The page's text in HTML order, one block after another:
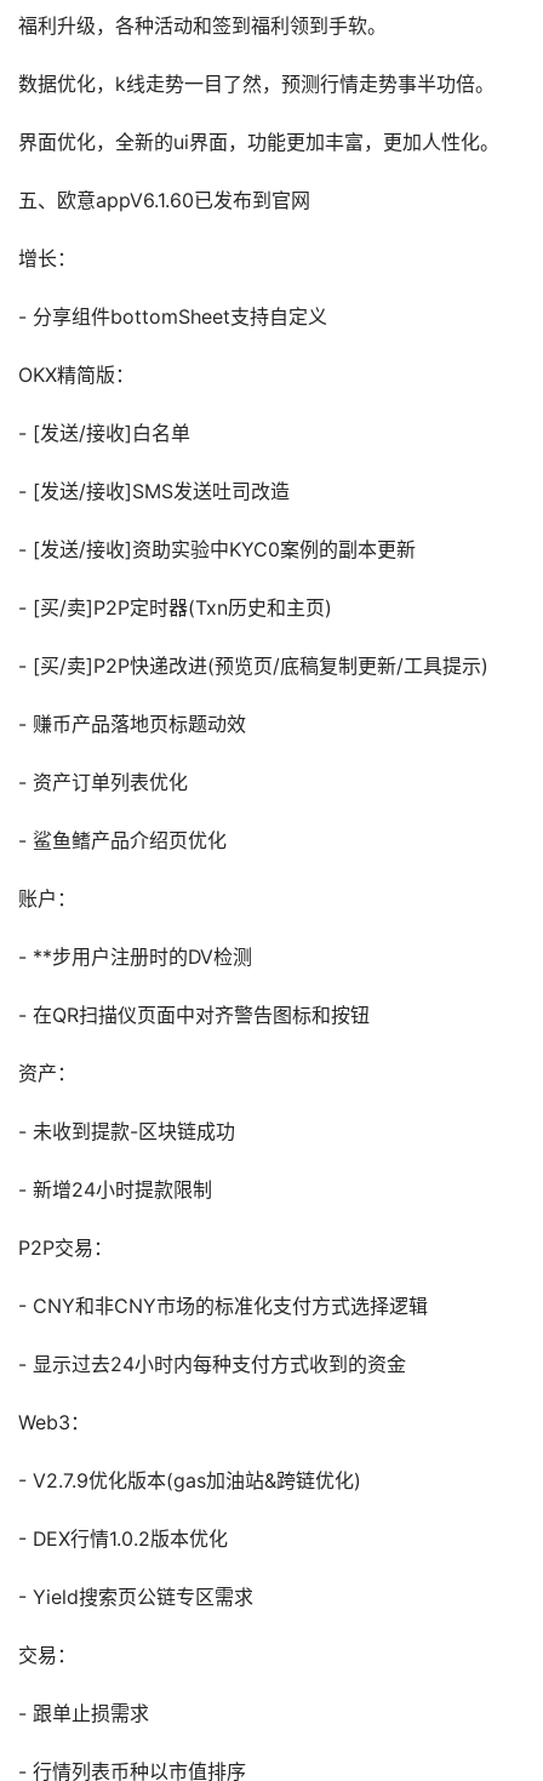
福利升级，各种活动和签到福利领到手软。
数据优化，k线走势一目了然，预测行情走势事半功倍。
界面优化，全新的ui界面，功能更加丰富，更加人性化。
五、欧意appV6.1.60已发布到官网
增长：
- 分享组件bottomSheet支持自定义
OKX精简版：
- [发送/接收]白名单
- [发送/接收]SMS发送吐司改造
- [发送/接收]资助实验中KYC0案例的副本更新
- [买/卖]P2P定时器(Txn历史和主页)
- [买/卖]P2P快递改进(预览页/底稿复制更新/工具提示)
- 赚币产品落地页标题动效
- 资产订单列表优化
- 鲨鱼鳍产品介绍页优化
账户：
- **步用户注册时的DV检测
- 在QR扫描仪页面中对齐警告图标和按钮
资产：
- 未收到提款-区块链成功
- 新增24小时提款限制
P2P交易：
- CNY和非CNY市场的标准化支付方式选择逻辑
- 显示过去24小时内每种支付方式收到的资金
Web3：
- V2.7.9优化版本(gas加油站&跨链优化)
- DEX行情1.0.2版本优化
- Yield搜索页公链专区需求
交易：
- 跟单止损需求
- 行情列表币种以市值排序